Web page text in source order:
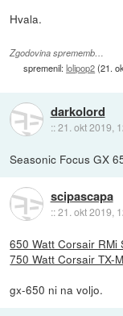
Hvala.
Zgodovina sprememb…
spremenil:lolipop2(21.
darkolord
::21. okt 2019,
Seasonic Focus GX
scipascapa
::21. okt 2019,
650 Watt Corsair RMi
750 Watt Corsair TX-
gx-650 ni na voljo.